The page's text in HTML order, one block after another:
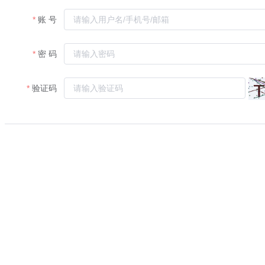
账 号
密 码
验证码